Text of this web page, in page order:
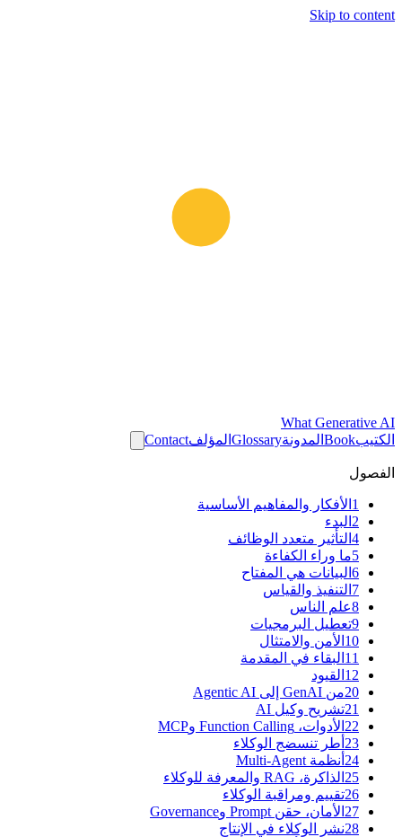
Skip to content
What Generative AI
الكتيبBook المدونةGlossary المؤلفContact
الفصول
1 الأفكار والمفاهيم الأساسية
2 البدء
4 التأثير متعدد الوظائف
5ما وراء الكفاءة
6 البيانات هي المفتاح
7 التنفيذ والقياس
8علم الناس
9تعطيل البرمجيات
10 الأمن والامتثال
11 البقاء في المقدمة
12 القيود
20من GenAI إلى Agentic AI
21تشريح وكيل AI
22 الأدوات، Function Calling وMCP
23 أطر تنسضج الوكلاء
24 أنظمة Multi-Agent
25 الذاكرة، RAG والمعرفة للوكلاء
26تقييم ومراقبة الوكلاء
27 الأمان، حقن Prompt وGovernance
28نشر الوكلاء في الإنتاج